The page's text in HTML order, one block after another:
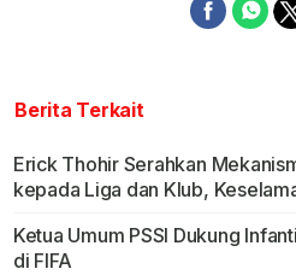
Berita Terkait
Erick Thohir Serahkan
kepada Liga dan Klub,
Ketua Umum PSSI Dukung
di FIFA